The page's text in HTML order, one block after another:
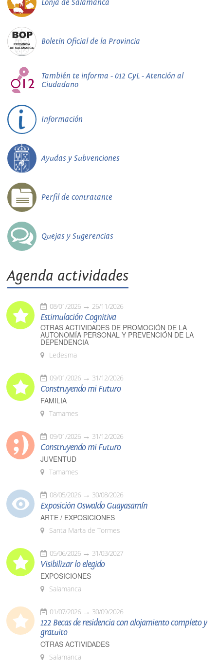
Lonja de Salamanca
Boletín Oficial de la Provincia
También te informa - 012 CyL - Atención al
Ciudadano
Información
Ayudas y Subvenciones
Perfil de contratante
Quejas y Sugerencias
Agenda actividades
08/01/2026 26/11/2026
Estimulación Cognitiva
OTRAS ACTIVIDADES DE PROMOCIÓN DE LA
AUTONOMÍA PERSONAL Y PREVENCIÓN DE LA
DEPENDENCIA
Ledesma
09/01/2026 31/12/2026
Construyendo mi Futuro
FAMILIA
Tamames
09/01/2026 31/12/2026
Construyendo mi Futuro
JUVENTUD
Tamames
08/05/2026 30/08/2026
Exposición Oswaldo Guayasamín
ARTE / EXPOSICIONES
Santa Marta de Tormes
05/06/2026 31/03/2027
Visibilizar lo elegido
EXPOSICIONES
Salamanca
01/07/2026 30/09/2026
122 Becas de residencia con alojamiento completo y
gratuito
OTRAS ACTIVIDADES
Salamanca